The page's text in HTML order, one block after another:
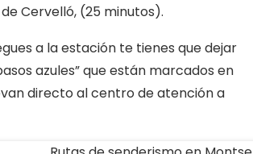
Cervelló, (25 minutos).
a la estación te tienes que dejar
azules” que están marcados en
directo al centro de atención a